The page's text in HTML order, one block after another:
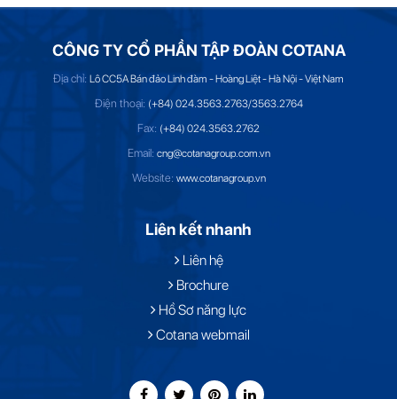
CÔNG TY CỔ PHẦN TẬP ĐOÀN COTANA
Địa chỉ: Lô CC5A Bán đảo Linh đàm - Hoàng Liệt - Hà Nội - Việt Nam
Điện thoại: (+84) 024.3563.2763/3563.2764
Fax: (+84) 024.3563.2762
Email: cng@cotanagroup.com.vn
Website: www.cotanagroup.vn
Liên kết nhanh
Liên hệ
Brochure
Hồ Sơ năng lực
Cotana webmail